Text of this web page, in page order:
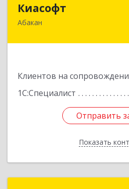
Киасофт
Абакан
Клиентов на
1С:Специалист
Отправить
Показать
655017, Хакасия Респ,
Отправить
Назад